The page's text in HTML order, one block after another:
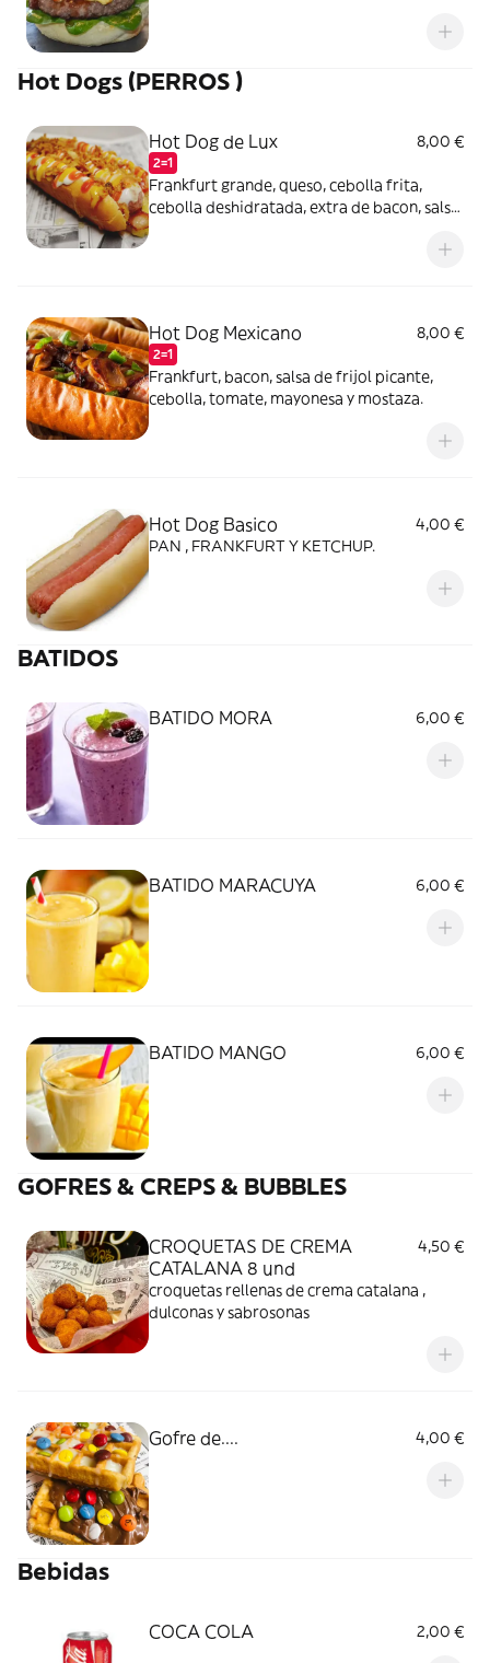
Hot Dogs (PERROS )
Hot Dog de Lux
2=1
8,00 €
Frankfurt grande, queso, cebolla frita,
cebolla deshidratada, extra de bacon, salsa
Hot Dog Mexicano
2=1
8,00 €
Frankfurt, bacon, salsa de frijol picante,
cebolla, tomate, mayonesa y mostaza.
Hot Dog Basico
4,00 €
PAN , FRANKFURT Y KETCHUP.
BATIDOS
BATIDO MORA 6,00 €
BATIDO MARACUYA 6,00 €
BATIDO MANGO 6,00 €
GOFRES & CREPS & BUBBLES
CROQUETAS DE CREMA
CATALANA 8 und
4,50 €
croquetas rellenas de crema catalana ,
dulconas y sabrosonas
Gofre de.... 4,00 €
Bebidas
COCA COLA 2,00 €